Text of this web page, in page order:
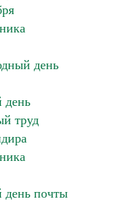
день
день
труд
день почты